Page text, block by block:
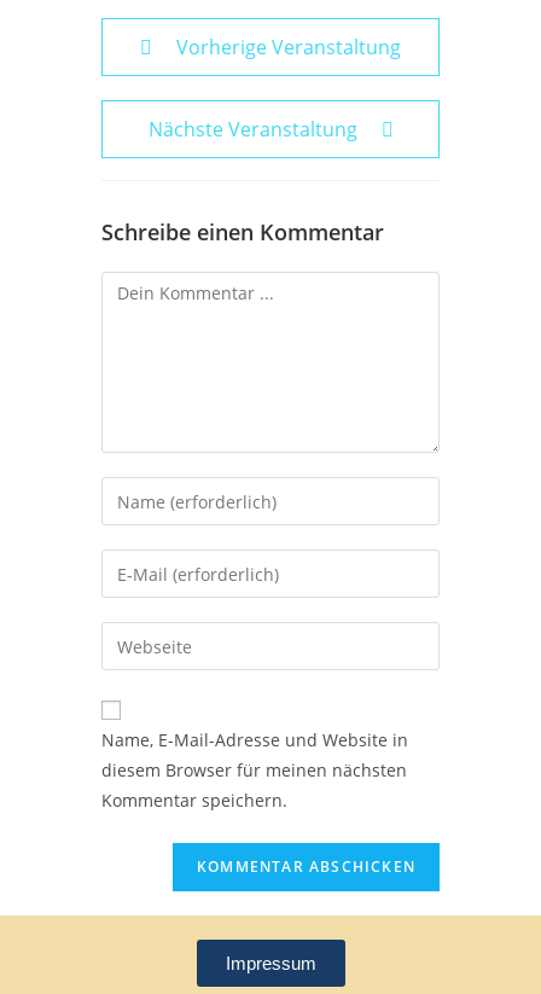
Vorherige Veranstaltung
Nächste Veranstaltung
Schreibe einen Kommentar
Name, E-Mail-Adresse und Website in
diesem Browser für meinen nächsten
Kommentar speichern.
Impressum